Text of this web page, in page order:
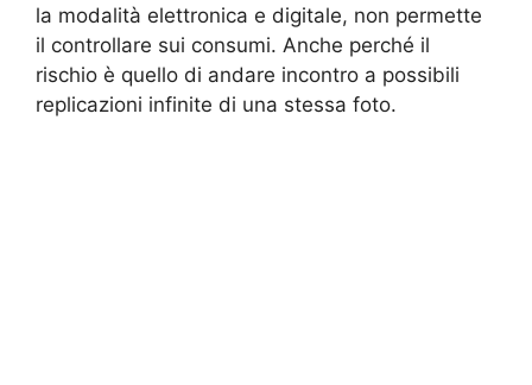
la modalità elettronica e digitale, non permette
il controllare sui consumi. Anche perché il
rischio è quello di andare incontro a possibili
replicazioni infinite di una stessa foto.